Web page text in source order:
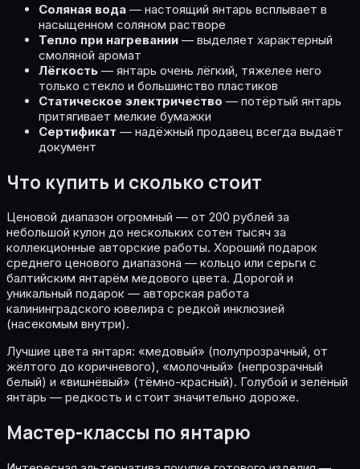
Соляная вода — настоящий янтарь всплывает в
насыщенном соляном растворе
Тепло при нагревании — выделяет характерный
смоляной аромат
Лёгкость — янтарь очень лёгкий, тяжелее него
только стекло и большинство пластиков
Статическое электричество — потёртый янтарь
притягивает мелкие бумажки
Сертификат — надёжный продавец всегда выдаёт
документ
Что купить и сколько стоит
Ценовой диапазон огромный — от 200 рублей за
небольшой кулон до нескольких сотен тысяч за
коллекционные авторские работы. Хороший подарок
среднего ценового диапазона — кольцо или серьги с
балтийским янтарём медового цвета. Дорогой и
уникальный подарок — авторская работа
калининградского ювелира с редкой инклюзией
(насекомым внутри).
Лучшие цвета янтаря: «медовый» (полупрозрачный, от
жёлтого до коричневого), «молочный» (непрозрачный
белый) и «вишнёвый» (тёмно-красный). Голубой и зелёный
янтарь — редкость и стоит значительно дороже.
Мастер-классы по янтарю